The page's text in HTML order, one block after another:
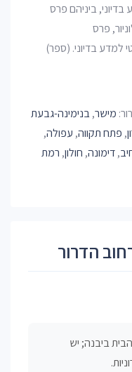
בדיוני, ביניהם פרס
פרס
למדע בדיוני. (ספר)
מישר,בנימינה-גבעת
, פתח תקווה, עפולה,
,דימונה, חולון, רמת
הדרור
ביבנה; יש